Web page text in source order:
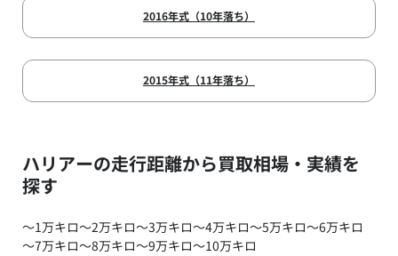
2016年式（10年落ち）
2015年式（11年落ち）
ハリアーの走行距離から買取相場・実績を
探す
～1万キロ～2万キロ～3万キロ～4万キロ～5万キロ～6万キロ
～7万キロ～8万キロ～9万キロ～10万キロ